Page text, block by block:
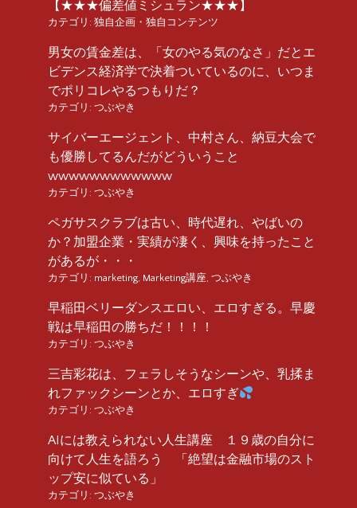
【★★★偏差値ミシュラン★★★】
カテゴリ: 独自企画・独自コンテンツ
男女の賃金差は、「女のやる気のなさ」だとエ
ビデンス経済学で決着ついているのに、いつま
でポリコレやるつもりだ？
カテゴリ: つぶやき
サイバーエージェント、中村さん、納豆大会で
も優勝してるんだがどういうこと
wwwwwwwwwwww
カテゴリ: つぶやき
ペガサスクラブは古い、時代遅れ、やばいの
か？加盟企業・実績が凄く、興味を持ったこと
があるが・・・
カテゴリ: marketing, Marketing講座, つぶやき
早稲田ベリーダンスエロい、エロすぎる。早慶
戦は早稲田の勝ちだ！！！！
カテゴリ: つぶやき
三吉彩花は、フェラしそうなシーンや、乳揉ま
れファックシーンとか、エロすぎ
カテゴリ: つぶやき
AIには教えられない人生講座 １９歳の自分に
向けて人生を語ろう 「絶望は金融市場のスト
ップ安に似ている」
カテゴリ: つぶやき